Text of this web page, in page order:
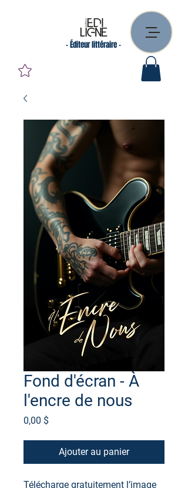
- Éditeur littéraire -
Fond d'écran - À
l'encre de nous
0,00 $Prix
Ajouter au panier
Télécharge gratuitement l’image